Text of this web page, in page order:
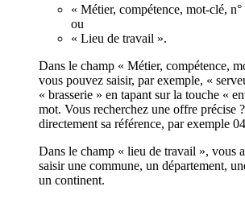
« Métier, compétence, mot-clé,
ou
« Lieu de travail ».
Dans le champ « Métier, compétence,
vous pouvez saisir, par exemple, «
« brasserie » en tapant sur la touche «
mot. Vous recherchez une offre précise
directement sa référence, par exemple
Dans le champ « lieu de travail », vous
saisir une commune, un département,
un continent.